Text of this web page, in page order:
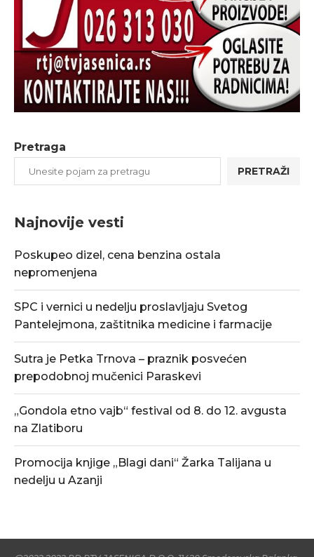
Pretraga
PRETRAŽI
Najnovije vesti
Poskupeo dizel, cena benzina ostala
nepromenjena
SPC i vernici u nedelju proslavljaju Svetog
Pantelejmona, zaštitnika medicine i farmacije
Sutra je Petka Trnova – praznik posvećen
prepodobnoj mučenici Paraskevi
„Gondola etno vajb“ festival od 8. do 12. avgusta
na Zlatiboru
Promocija knjige „Blagi dani“ Žarka Talijana u
nedelju u Azanji